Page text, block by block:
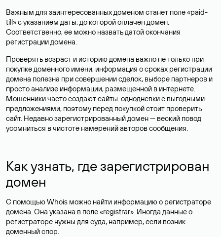
Важным для заинтересованных доменом станет поле «paid-
till» с указанием даты, до которой оплачен домен.
Соответственно, ее можно назвать датой окончания
регистрации домена.
Проверять возраст и историю домена важно не только при
покупке доменного имени, информация о сроках регистрации
домена полезна при совершении сделок, выборе партнеров и
просто анализе информации, размещенной в интернете.
Мошенники часто создают сайты-однодневки с выгодными
предложениями, поэтому перед покупкой стоит проверить
сайт. Недавно зарегистрированный домен — веский повод
усомниться в чистоте намерений авторов сообщения.
Как узнать, где зарегистрирован
домен
С помощью Whois можно найти информацию о регистраторе
домена. Она указана в поле «registrar». Иногда данные о
регистраторе нужны для суда, например, если возник
доменный спор.